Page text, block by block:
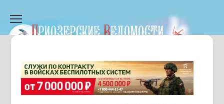
содержанию